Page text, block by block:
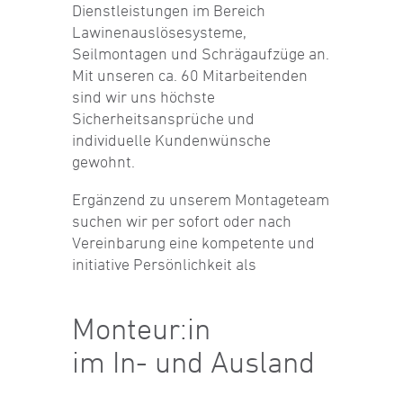
Dienstleistungen im Bereich
Lawinenauslösesysteme,
Seilmontagen und Schrägaufzüge an.
Mit unseren ca. 60 Mitarbeitenden
sind wir uns höchste
Sicherheitsansprüche und
individuelle Kundenwünsche
gewohnt.
Ergänzend zu unserem Montageteam
suchen wir per sofort oder nach
Vereinbarung eine kompetente und
initiative Persönlichkeit als
Monteur:in
im In- und Ausland